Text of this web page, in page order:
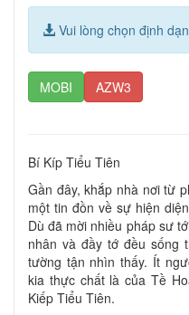
Vui lòng chọn định
MOBI AZW3
Bí Kíp Tiểu Tiên
Gần đây, khắp nhà nơi từ
một tin đồn về sự hiện
Dù đã mời nhiều pháp sư
nhân và đầy tớ đều sống
tường tận nhìn thấy. Ít
kia thực chất là của Tề
Kiếp Tiểu Tiên.